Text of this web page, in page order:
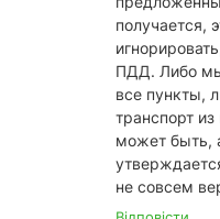
получается,
ПДД. Либо
все пункты,
транспорт из
может быть,
не совсем